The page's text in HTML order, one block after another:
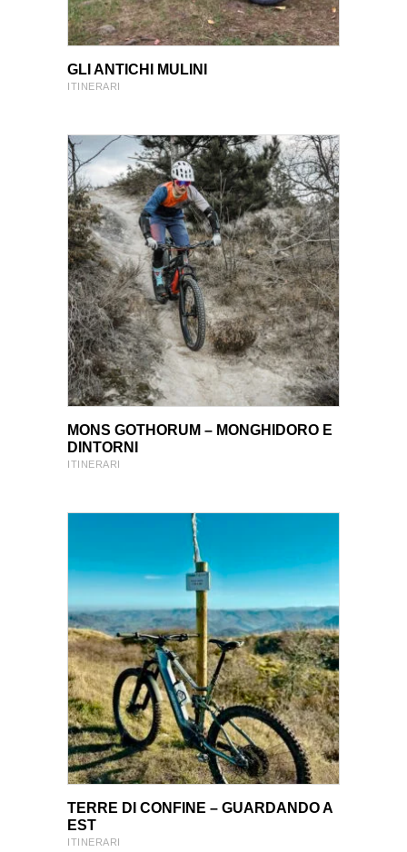
VIEW PRODUCT
VIEW PRODUCT
GLI ANTICHI MULINI
ITINERARI
VIEW PRODUCT
VIEW PRODUCT
MONS GOTHORUM – MONGHIDORO E
DINTORNI
ITINERARI
VIEW PRODUCT
VIEW PRODUCT
TERRE DI CONFINE – GUARDANDO A
EST
ITINERARI